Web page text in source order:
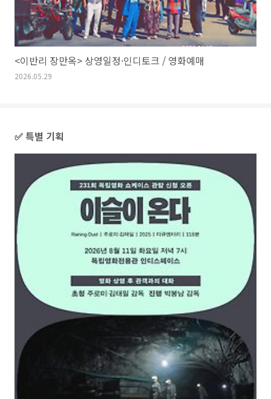
<이반리 장만옥> 상영일정·인디토크 / 영화예매
2026.05.29
✅ 특별 기획